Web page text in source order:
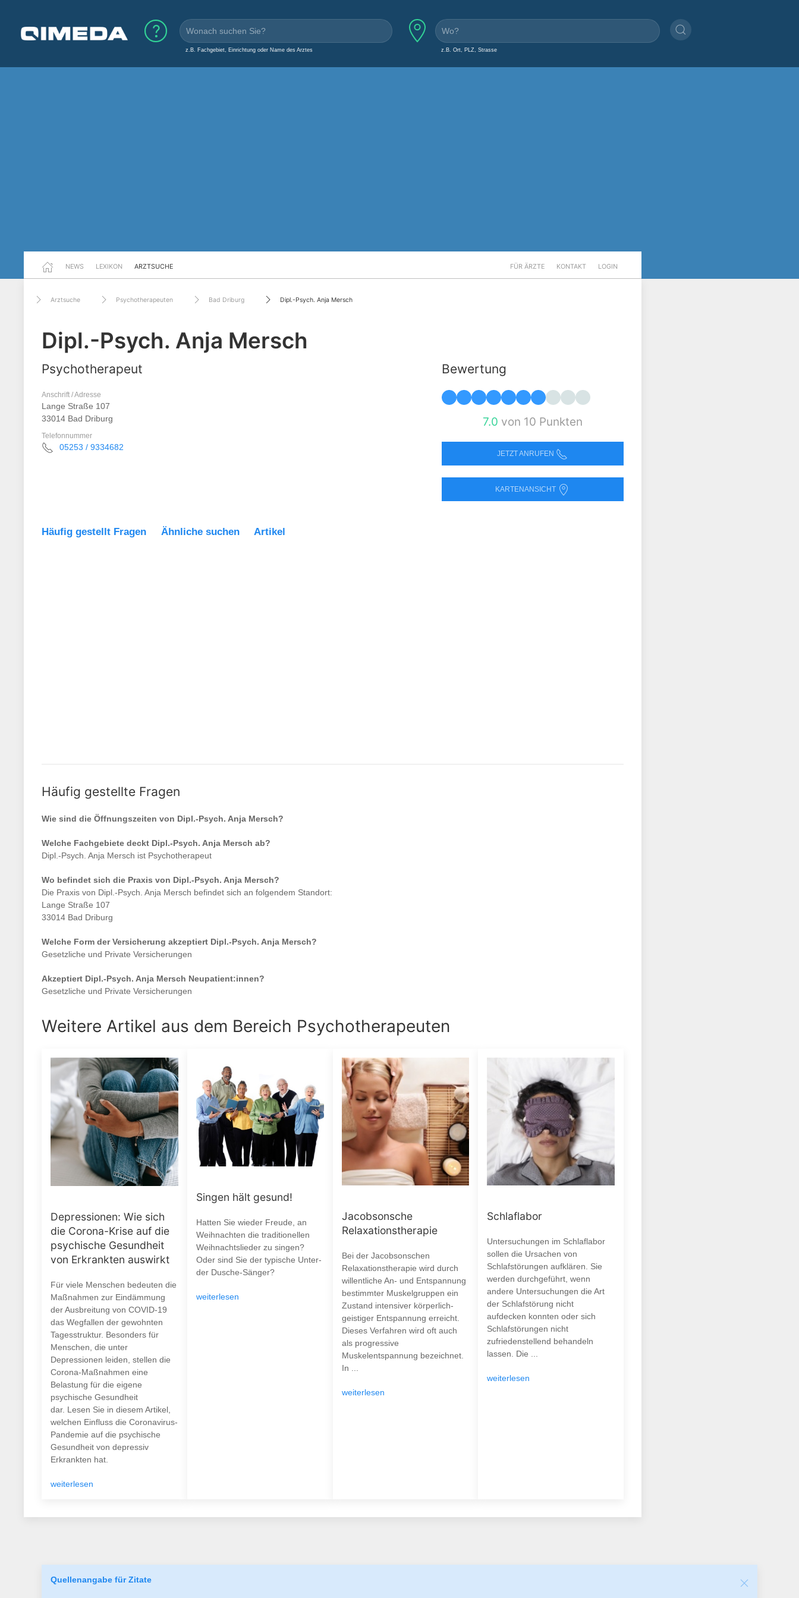
z.B. Fachgebiet, Einrichtung oder Name des Arztes z.B. Ort, PLZ, Strasse
NEWS LEXIKON ARZTSUCHE FÜR ÄRZTE KONTAKT LOGIN
Arztsuche Psychotherapeuten Bad Driburg Dipl.-Psych. Anja Mersch
Dipl.-Psych. Anja Mersch
Psychotherapeut
Anschrift / Adresse
Lange Straße 107
33014 Bad Driburg
Telefonnummer
05253 / 9334682
Bewertung
7.0 von 10 Punkten
JETZT ANRUFEN
KARTENANSICHT
Häufig gestellt Fragen Ähnliche suchen Artikel
Häufig gestellte Fragen
Wie sind die Öffnungszeiten von Dipl.-Psych. Anja Mersch?
Welche Fachgebiete deckt Dipl.-Psych. Anja Mersch ab?
Dipl.-Psych. Anja Mersch ist Psychotherapeut
Wo befindet sich die Praxis von Dipl.-Psych. Anja Mersch?
Die Praxis von Dipl.-Psych. Anja Mersch befindet sich an folgendem Standort:
Lange Straße 107
33014 Bad Driburg
Welche Form der Versicherung akzeptiert Dipl.-Psych. Anja Mersch?
Gesetzliche und Private Versicherungen
Akzeptiert Dipl.-Psych. Anja Mersch Neupatient:innen?
Gesetzliche und Private Versicherungen
Weitere Artikel aus dem Bereich Psychotherapeuten
Depressionen: Wie sich
die Corona-Krise auf die
psychische Gesundheit
von Erkrankten auswirkt
Für viele Menschen bedeuten die
Maßnahmen zur Eindämmung
der Ausbreitung von COVID-19
das Wegfallen der gewohnten
Tagesstruktur. Besonders für
Menschen, die unter
Depressionen leiden, stellen die
Corona-Maßnahmen eine
Belastung für die eigene
psychische Gesundheit
dar. Lesen Sie in diesem Artikel,
welchen Einfluss die Coronavirus-
Pandemie auf die psychische
Gesundheit von depressiv
Erkrankten hat.
weiterlesen
Singen hält gesund!
Hatten Sie wieder Freude, an
Weihnachten die traditionellen
Weihnachtslieder zu singen?
Oder sind Sie der typische Unter-
der Dusche-Sänger?
weiterlesen
Jacobsonsche
Relaxationstherapie
Bei der Jacobsonschen
Relaxationstherapie wird durch
willentliche An- und Entspannung
bestimmter Muskelgruppen ein
Zustand intensiver körperlich-
geistiger Entspannung erreicht.
Dieses Verfahren wird oft auch
als progressive
Muskelentspannung bezeichnet.
In ...
weiterlesen
Schlaflabor
Untersuchungen im Schlaflabor
sollen die Ursachen von
Schlafstörungen aufklären. Sie
werden durchgeführt, wenn
andere Untersuchungen die Art
der Schlafstörung nicht
aufdecken konnten oder sich
Schlafstörungen nicht
zufriedenstellend behandeln
lassen. Die ...
weiterlesen
Quellenangabe für Zitate